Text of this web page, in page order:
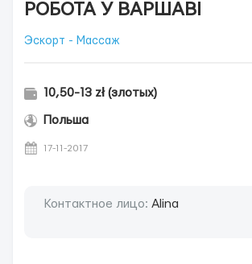
РОБОТА У ВАРШАВІ
Эскорт - Массаж
10,50-13 zł (злотых)
Польша
17-11-2017
Контактное лицо: Alina